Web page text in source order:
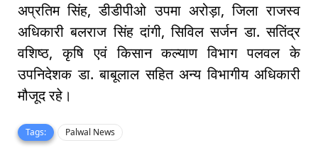
अप्रतिम सिंह, डीडीपीओ उपमा अरोड़ा, जिला राजस्व
अधिकारी बलराज सिंह दांगी, सिविल सर्जन डा. सतिंद्र
वशिष्ठ, कृषि एवं किसान कल्याण विभाग पलवल के
उपनिदेशक डा. बाबूलाल सहित अन्य विभागीय अधिकारी
मौजूद रहे।
Tags: Palwal News